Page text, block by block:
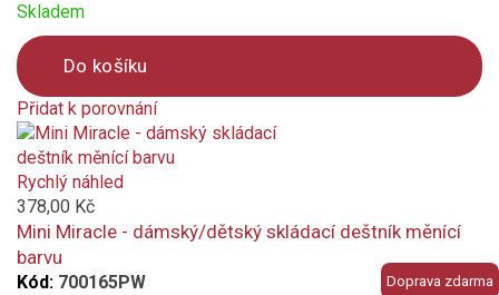
Skladem
Do košíku
Přidat k porovnání
Product
is
added
to
compare
Doprava zdarma
Rychlý náhled
378,00 Kč
Mini Miracle - dámský/dětský skládací deštník měnící
barvu
Kód: 700165PW